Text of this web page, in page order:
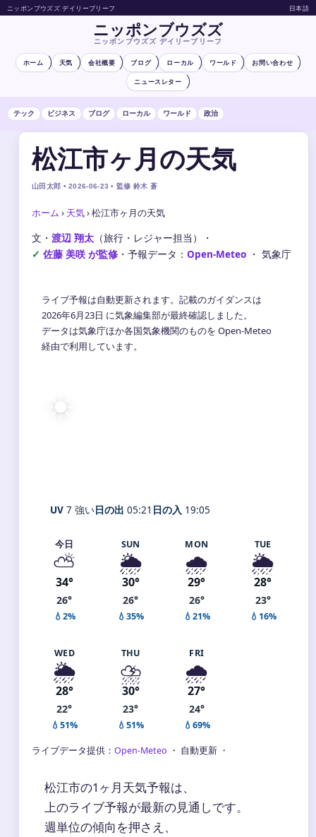
ニッポンブウズズ デイリーブリーフ 日本語
ニッポンブウズズ
ニッポンブウズズ デイリーブリーフ
ホーム 天気 会社概要 ブログ ローカル ワールド お問い合わせ
ニュースレター
テック ビジネス ブログ ローカル ワールド 政治
松江市ヶ月の天気
山田太郎 • 2026-06-23 • 監修 鈴木 蒼
ホーム › 天気›松江市ヶ月の天気
文・ 渡辺 翔太 （旅行・レジャー担当）
・
佐藤 美咲 が監修 ・ 予報データ： Open-Meteo ・ 気象庁
ライブ予報は自動更新されます。記載のガイダンスは
2026年6月23日 に気象編集部が最終確認しました。
データは気象庁ほか各国気象機関のものを Open-Meteo
経由で利用しています。
☀️
UV 7 強い日の出 05:21 日の入 19:05
今日
⛅
34°
26°
💧2%
SUN
🌦️
30°
26°
💧35%
MON
🌧️
29°
26°
💧21%
TUE
🌦️
28°
23°
💧16%
WED
🌦️
28°
22°
💧51%
THU
⛈️
30°
23°
💧51%
FRI
🌧️
27°
24°
💧69%
ライブデータ提供： Open-Meteo ・ 自動更新 ・
松江市の1ヶ月天気予報は、
上のライブ予報が最新の見通しです。
週単位の傾向を押さえ、